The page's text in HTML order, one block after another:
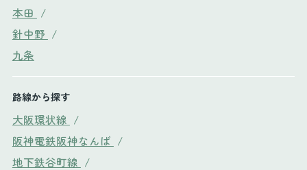
本田 /
針中野 /
九条
路線から探す
大阪環状線 /
阪神電鉄阪神なんば /
地下鉄谷町線 /